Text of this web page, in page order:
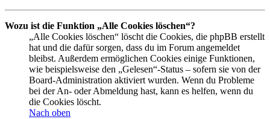
Wozu ist die Funktion „Alle Cookies löschen“?
„Alle Cookies löschen“ löscht die Cookies, die phpBB erstellt
hat und die dafür sorgen, dass du im Forum angemeldet
bleibst. Außerdem ermöglichen Cookies einige Funktionen,
wie beispielsweise den „Gelesen“-Status – sofern sie von der
Board-Administration aktiviert wurden. Wenn du Probleme
bei der An- oder Abmeldung hast, kann es helfen, wenn du
die Cookies löscht.
Nach oben